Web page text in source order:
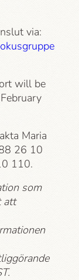
via:
will be
Maria
26 10
110.
som
att